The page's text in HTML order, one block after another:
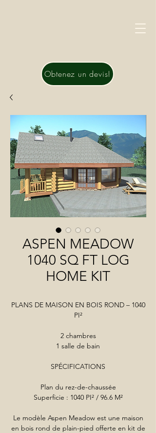
Obtenez un devis!
ASPEN MEADOW
1040 SQ FT LOG
HOME KIT
PLANS DE MAISON EN BOIS ROND – 1040
PI²
2 chambres
1 salle de bain
SPÉCIFICATIONS
Plan du rez-de-chaussée
Superficie : 1040 PI² / 96.6 M²
Le modèle Aspen Meadow est une maison
en bois rond de plain-pied offerte en kit de